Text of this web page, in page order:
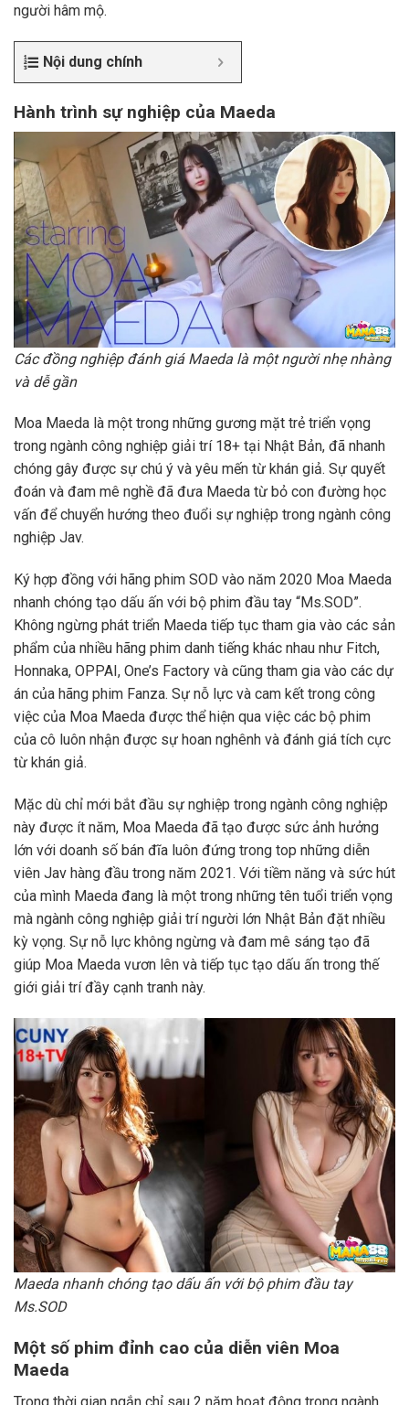
người hâm mộ.
Nội dung chính
Hành trình sự nghiệp của Maeda
Các đồng nghiệp đánh giá Maeda là một người nhẹ nhàng
và dễ gần
Moa Maeda là một trong những gương mặt trẻ triển vọng
trong ngành công nghiệp giải trí 18+ tại Nhật Bản, đã nhanh
chóng gây được sự chú ý và yêu mến từ khán giả. Sự quyết
đoán và đam mê nghề đã đưa Maeda từ bỏ con đường học
vấn để chuyển hướng theo đuổi sự nghiệp trong ngành công
nghiệp Jav.
Ký hợp đồng với hãng phim SOD vào năm 2020 Moa Maeda
nhanh chóng tạo dấu ấn với bộ phim đầu tay “Ms.SOD”.
Không ngừng phát triển Maeda tiếp tục tham gia vào các sản
phẩm của nhiều hãng phim danh tiếng khác nhau như Fitch,
Honnaka, OPPAI, One’s Factory và cũng tham gia vào các dự
án của hãng phim Fanza. Sự nỗ lực và cam kết trong công
việc của Moa Maeda được thể hiện qua việc các bộ phim
của cô luôn nhận được sự hoan nghênh và đánh giá tích cực
từ khán giả.
Mặc dù chỉ mới bắt đầu sự nghiệp trong ngành công nghiệp
này được ít năm, Moa Maeda đã tạo được sức ảnh hưởng
lớn với doanh số bán đĩa luôn đứng trong top những diễn
viên Jav hàng đầu trong năm 2021. Với tiềm năng và sức hút
của mình Maeda đang là một trong những tên tuổi triển vọng
mà ngành công nghiệp giải trí người lớn Nhật Bản đặt nhiều
kỳ vọng. Sự nỗ lực không ngừng và đam mê sáng tạo đã
giúp Moa Maeda vươn lên và tiếp tục tạo dấu ấn trong thế
giới giải trí đầy cạnh tranh này.
Maeda nhanh chóng tạo dấu ấn với bộ phim đầu tay
Ms.SOD
Một số phim đỉnh cao của diễn viên Moa
Maeda